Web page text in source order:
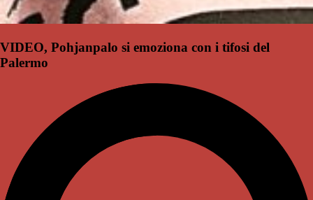
VIDEO, Pohjanpalo si emoziona con i tifosi del
Palermo